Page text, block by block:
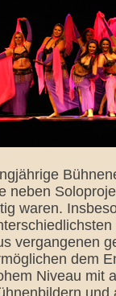
neben
waren.
vergangenen
dem
Niveau mit
und